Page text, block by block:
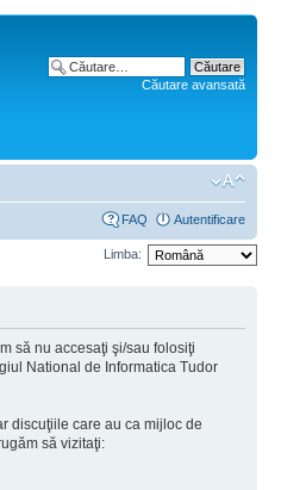
Căutare avansată
FAQ Autentificare
Limba:
să nu accesaţi şi/sau folosiţi
National de Informatica Tudor
discuţiile care au ca mijloc de
să vizitaţi: